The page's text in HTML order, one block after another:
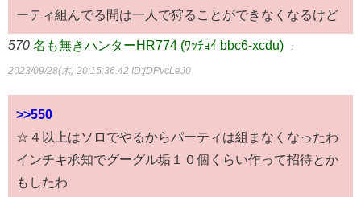
ーティ組んでる間は一人で狩ることができなくなるけど
570 名も無きハンターHR774 (ﾜｯﾁｮｲ bbc6-xcdu) ：
2023/09/28(木) 20:15:36.42 ID:jDPvcLeJ0
>>550
☆４以上はソロでやるからパーティは組まなくなったわ
インチキ承知でグーグル垢１０個くらい作って招待とか
もしたわ